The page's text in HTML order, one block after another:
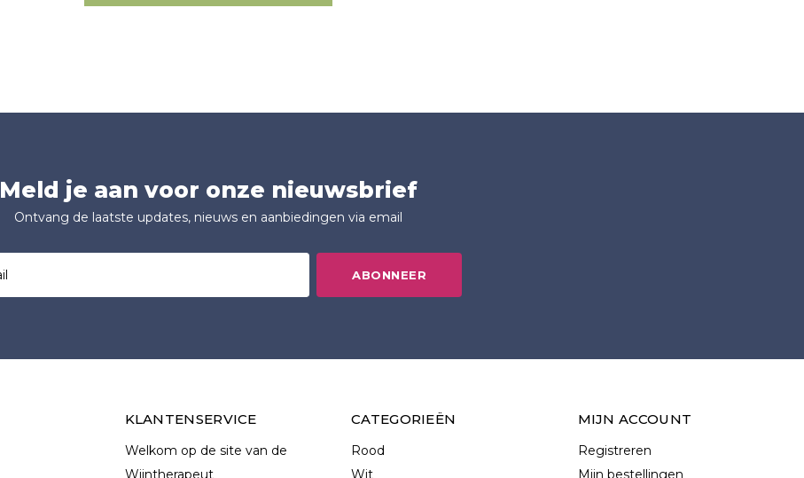
Meld je aan voor onze nieuwsbrief
Ontvang de laatste updates, nieuws en aanbiedingen via email
ABONNEER
KLANTENSERVICE
Welkom op de site van de
Wijntherapeut
CATEGORIEËN
Rood
Wit
MIJN ACCOUNT
Registreren
Mijn bestellingen